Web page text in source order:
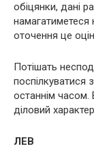
обіцянки, дані
намагатиметеся
оточення це
Потішать
останнім часом.
діловий
ЛЕВ